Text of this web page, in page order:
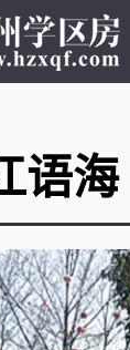
语海